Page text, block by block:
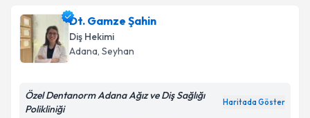
Dt. Yaren Güllüpınariçin randevu takvimi talebi
oluşturun. Size bu uzmandan randevu almanız için bir
takvim hazırlandığında e-posta ile bilgilendireceğiz.
Dt. Gamze Şahin
Diş Hekimi
Adana, Seyhan
Özel Dentanorm Adana Ağız ve Diş Sağlığı
Polikliniği
Haritada Göster